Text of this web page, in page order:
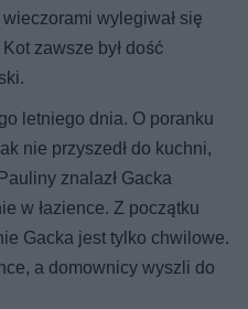
wylegiwał się
zawsze był dość
letniego dnia. O poranku
nie przyszedł do kuchni,
znalazł Gacka
w łazience. Z początku
Gacka jest tylko chwilowe.
a domownicy wyszli do